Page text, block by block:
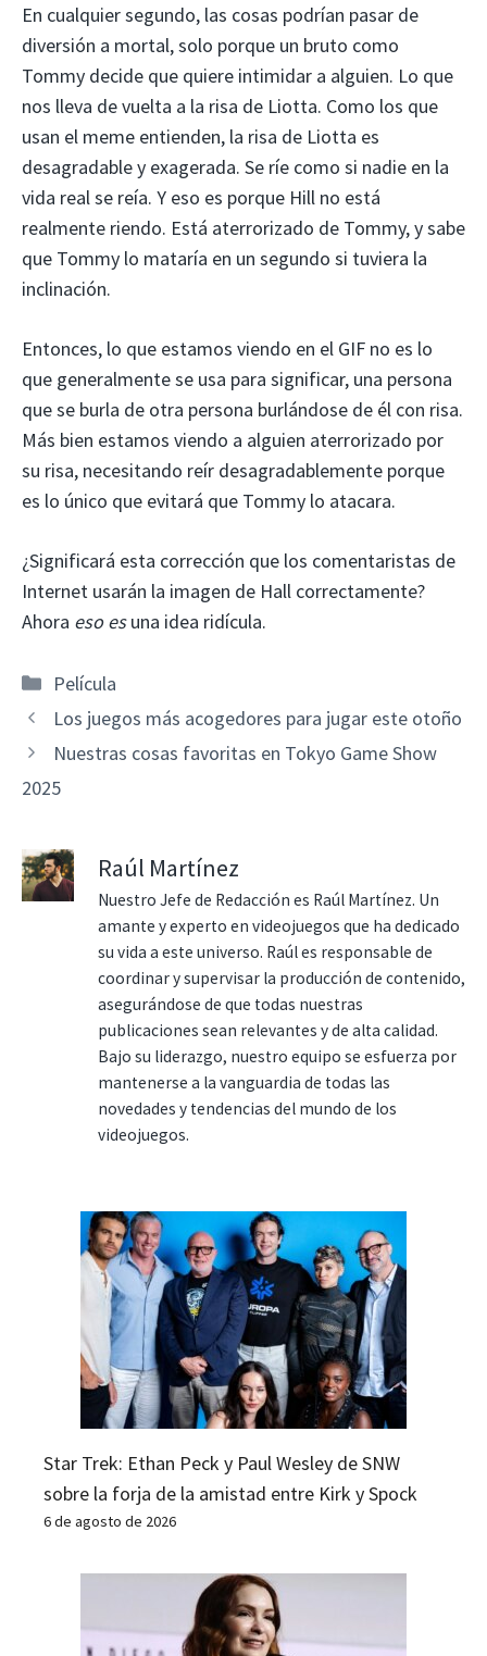
En cualquier segundo, las cosas podrían pasar de
diversión a mortal, solo porque un bruto como
Tommy decide que quiere intimidar a alguien. Lo que
nos lleva de vuelta a la risa de Liotta. Como los que
usan el meme entienden, la risa de Liotta es
desagradable y exagerada. Se ríe como si nadie en la
vida real se reía. Y eso es porque Hill no está
realmente riendo. Está aterrorizado de Tommy, y sabe
que Tommy lo mataría en un segundo si tuviera la
inclinación.
Entonces, lo que estamos viendo en el GIF no es lo
que generalmente se usa para significar, una persona
que se burla de otra persona burlándose de él con risa.
Más bien estamos viendo a alguien aterrorizado por
su risa, necesitando reír desagradablemente porque
es lo único que evitará que Tommy lo atacara.
¿Significará esta corrección que los comentaristas de
Internet usarán la imagen de Hall correctamente?
Ahora eso esuna idea ridícula.
Categorías
Película
Los juegos más acogedores para jugar este otoño
Nuestras cosas favoritas en Tokyo Game Show
2025
Raúl Martínez
Nuestro Jefe de Redacción es Raúl Martínez. Un
amante y experto en videojuegos que ha dedicado
su vida a este universo. Raúl es responsable de
coordinar y supervisar la producción de contenido,
asegurándose de que todas nuestras
publicaciones sean relevantes y de alta calidad.
Bajo su liderazgo, nuestro equipo se esfuerza por
mantenerse a la vanguardia de todas las
novedades y tendencias del mundo de los
videojuegos.
Star Trek: Ethan Peck y Paul Wesley de SNW
sobre la forja de la amistad entre Kirk y Spock
6 de agosto de 2026